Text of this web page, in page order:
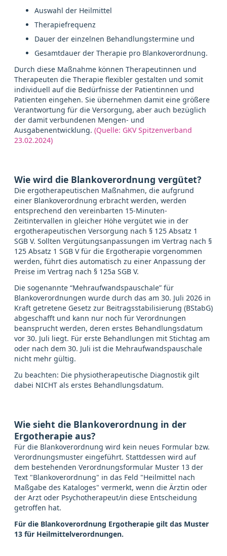
Auswahl der Heilmittel
Therapiefrequenz
Dauer der einzelnen Behandlungstermine und
Gesamtdauer der Therapie pro Blankoverordnung.
Durch diese Maßnahme können Therapeutinnen und
Therapeuten die Therapie flexibler gestalten und somit
individuell auf die Bedürfnisse der Patientinnen und
Patienten eingehen. Sie übernehmen damit eine größere
Verantwortung für die Versorgung, aber auch bezüglich
der damit verbundenen Mengen- und
Ausgabenentwicklung. (Quelle: GKV Spitzenverband
23.02.2024)
Wie wird die Blankoverordnung vergütet?
Die ergotherapeutischen Maßnahmen, die aufgrund
einer Blankoverordnung erbracht werden, werden
entsprechend den vereinbarten 15-Minuten-
Zeitintervallen in gleicher Höhe vergütet wie in der
ergotherapeutischen Versorgung nach § 125 Absatz 1
SGB V. Sollten Vergütungsanpassungen im Vertrag nach §
125 Absatz 1 SGB V für die Ergotherapie vorgenommen
werden, führt dies automatisch zu einer Anpassung der
Preise im Vertrag nach § 125a SGB V.
Die sogenannte “Mehraufwandspauschale” für
Blankoverordnungen wurde durch das am 30. Juli 2026 in
Kraft getretene Gesetz zur Beitragsstabilisierung (BStabG)
abgeschafft und kann nur noch für Verordnungen
beansprucht werden, deren erstes Behandlungsdatum
vor 30. Juli liegt. Für erste Behandlungen mit Stichtag am
oder nach dem 30. Juli ist die Mehraufwandspauschale
nicht mehr gültig.
Zu beachten: Die physiotherapeutische Diagnostik gilt
dabei NICHT als erstes Behandlungsdatum.
Wie sieht die Blankoverordnung in der
Ergotherapie aus?
Für die Blankoverordnung wird kein neues Formular bzw.
Verordnungsmuster eingeführt. Stattdessen wird auf
dem bestehenden Verordnungsformular Muster 13 der
Text "Blankoverordnung" in das Feld "Heilmittel nach
Maßgabe des Kataloges" vermerkt, wenn die Ärztin oder
der Arzt oder Psychotherapeut/in diese Entscheidung
getroffen hat.
Für die Blankoverordnung Ergotherapie gilt das Muster
13 für Heilmittelverordnungen.